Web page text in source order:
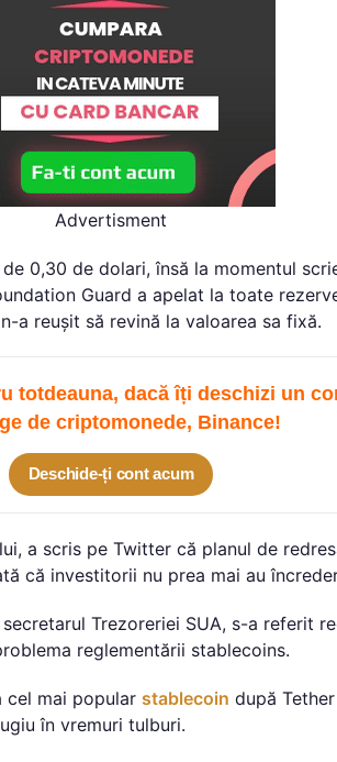
Advertisment
0,30 de dolari, însă la momentul
Guard a apelat la toate
a reușit să revină la valoarea sa fixă.
totdeauna, dacă îți deschizi un
de criptomonede, Binance!
Deschide-ți cont acum
a scris pe Twitter că planul de
că investitorii nu prea mai au
secretarul Trezoreriei SUA, s-a referit
reglementării stablecoins.
cel mai popular stablecoin după
în vremuri tulburi.